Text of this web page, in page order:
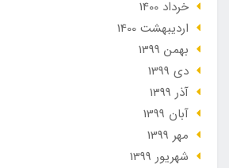
خرداد 1400
ارديبهشت 1400
بهمن 1399
دی 1399
آذر 1399
آبان 1399
مهر 1399
شهریور 1399